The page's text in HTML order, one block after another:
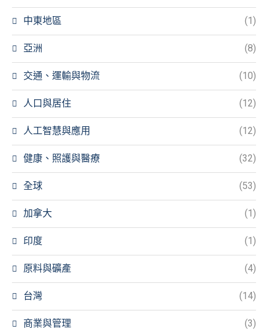
中東地區 (1)
亞洲 (8)
交通、運輸與物流 (10)
人口與居住 (12)
人工智慧與應用 (12)
健康、照護與醫療 (32)
全球 (53)
加拿大 (1)
印度 (1)
原料與礦產 (4)
台灣 (14)
商業與管理 (3)